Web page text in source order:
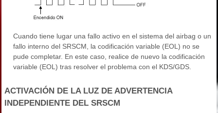
Cuando tiene lugar una fallo activo en el sistema del airbag o un
fallo interno del SRSCM, la codificación variable (EOL) no se
pude completar. En este caso, realice de nuevo la codificación
variable (EOL) tras resolver el problema con el KDS/GDS.
ACTIVACIÓN DE LA LUZ DE ADVERTENCIA
INDEPENDIENTE DEL SRSCM